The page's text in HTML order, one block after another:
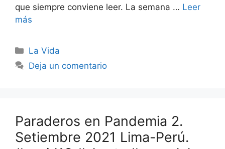
que siempre conviene leer. La semana … Leer
más
Categorías
La Vida
Deja un comentario
Paraderos en Pandemia 2.
Setiembre 2021 Lima-Perú.